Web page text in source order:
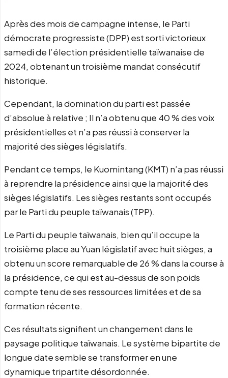
Après des mois de campagne intense, le Parti
démocrate progressiste (DPP) est sorti victorieux
samedi de l’élection présidentielle taïwanaise de
2024, obtenant un troisième mandat consécutif
historique.
Cependant, la domination du parti est passée
d’absolue à relative ; Il n’a obtenu que 40 % des voix
présidentielles et n’a pas réussi à conserver la
majorité des sièges législatifs.
Pendant ce temps, le Kuomintang (KMT) n’a pas réussi
à reprendre la présidence ainsi que la majorité des
sièges législatifs. Les sièges restants sont occupés
par le Parti du peuple taïwanais (TPP).
Le Parti du peuple taïwanais, bien qu’il occupe la
troisième place au Yuan législatif avec huit sièges, a
obtenu un score remarquable de 26 % dans la course à
la présidence, ce qui est au-dessus de son poids
compte tenu de ses ressources limitées et de sa
formation récente.
Ces résultats signifient un changement dans le
paysage politique taïwanais. Le système bipartite de
longue date semble se transformer en une
dynamique tripartite désordonnée.